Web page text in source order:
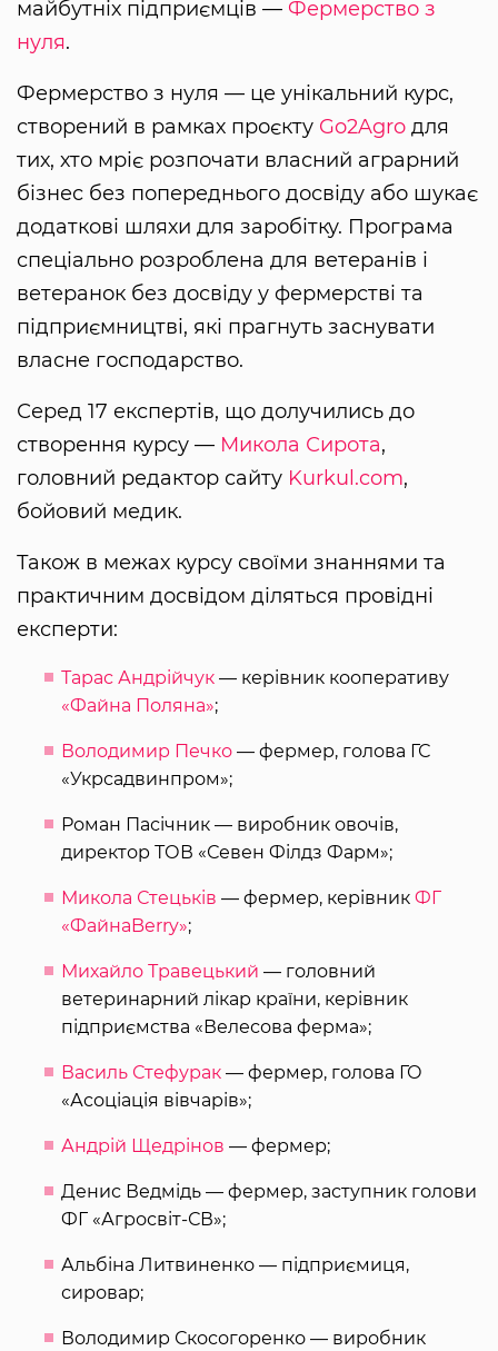
майбутніх підприємців — Фермерство з
нуля.
Фермерство з нуля — це унікальний курс,
створений в рамках проєкту Go2Agro для
тих, хто мріє розпочати власний аграрний
бізнес без попереднього досвіду або шукає
додаткові шляхи для заробітку. Програма
спеціально розроблена для ветеранів і
ветеранок без досвіду у фермерстві та
підприємництві, які прагнуть заснувати
власне господарство.
Серед 17 експертів, що долучились до
створення курсу — Микола Сирота,
головний редактор сайту Kurkul.com,
бойовий медик.
Також в межах курсу своїми знаннями та
практичним досвідом діляться провідні
експерти:
Тарас Андрійчук — керівник кооперативу
«Файна Поляна»;
Володимир Печко — фермер, голова ГС
«Укрсадвинпром»;
Роман Пасічник — виробник овочів,
директор ТОВ «Севен Філдз Фарм»;
Микола Стецьків — фермер, керівник ФГ
«ФайнаBerry»;
Михайло Травецький — головний
ветеринарний лікар країни, керівник
підприємства «Велесова ферма»;
Василь Стефурак — фермер, голова ГО
«Асоціація вівчарів»;
Андрій Щедрінов — фермер;
Денис Ведмідь — фермер, заступник голови
ФГ «Агросвіт-СВ»;
Альбіна Литвиненко — підприємиця,
сировар;
Володимир Скосогоренко — виробник